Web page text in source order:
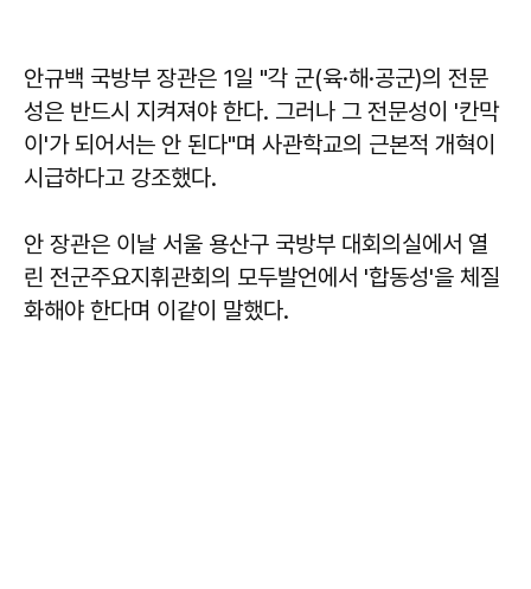
안규백 국방부 장관은 1일 "각 군(육·해·공군)의 전문
성은 반드시 지켜져야 한다. 그러나 그 전문성이 '칸막
이'가 되어서는 안 된다"며 사관학교의 근본적 개혁이
시급하다고 강조했다.
안 장관은 이날 서울 용산구 국방부 대회의실에서 열
린 전군주요지휘관회의 모두발언에서 '합동성'을 체질
화해야 한다며 이같이 말했다.